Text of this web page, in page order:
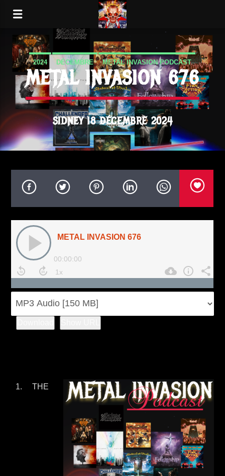
2024 DÉCEMBRE METAL INVASION PODCAST
METAL INVASION 676
SIDNEY 18 DÉCEMBRE 2024
THE